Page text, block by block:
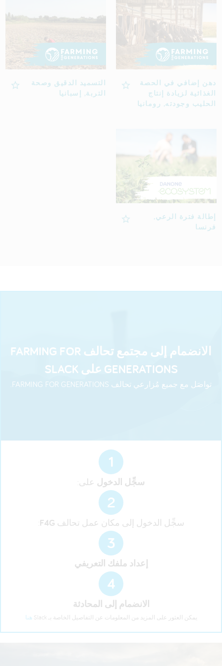
دهن إضافي في الحصة
الغذائية لزيادة إنتاج
الحليب وجودته, رومانيا
التسميد الدقيق وصحة
التربة, إسبانيا
إطالة فترة الرعي,
فرنسا
الانضمام إلى مجتمع تحالف FARMING FOR
GENERATIONS على SLACK
تواصَل مع جميع مُزارعي تحالف FARMING FOR GENERATIONS.
1
سجِّل الدخول على:
2
سجِّل الدخول إلى مكان عمل تحالف F4G
:
3
إعداد ملفك التعريفي
4
الانضمام إلى المحادثة
يمكن العثور على المزيد من المعلومات عن التفاصيل الخاصة بـ Slack هنا